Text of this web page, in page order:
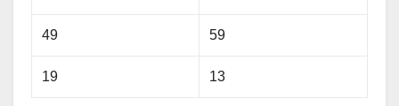
49 59
19 13